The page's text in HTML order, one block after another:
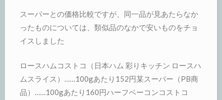
スーパーとの価格比較ですが、同一品が見あたらなか
ったものについては、類似品のなかで安いものをチョ
イスしました
ロースハムコストコ（日本ハム 彩りキッチン ロースハ
ムスライス）……100gあたり152円某スーパー（PB商
品）……100gあたり160円ハーフベーコンコストコ